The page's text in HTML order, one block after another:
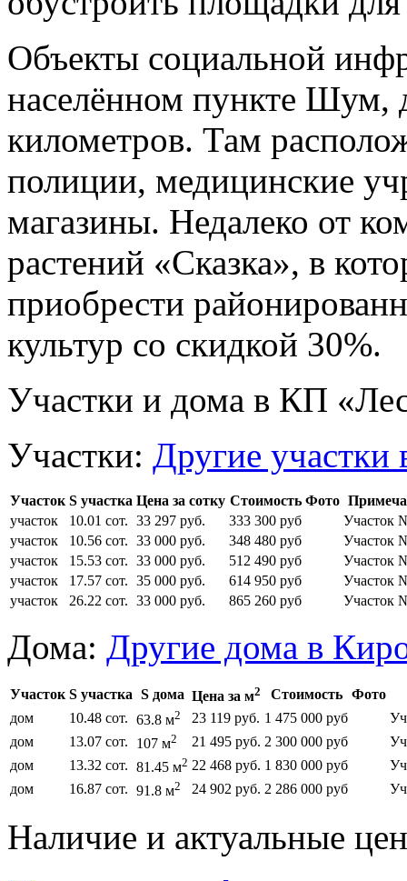
Объекты социальной
населённом пункте Шум,
километров. Там
полиции, медицинские
магазины. Недалеко от
растений «Сказка», в
приобрести
культур со скидкой 30%.
Участки и дома в КП
Участки: Другие участки
Участок S участка Цена за сотку Стоимость Фото
участок
10.01 сот. 33 297 руб. 333 300 руб
Участок
участок
10.56 сот. 33 000 руб. 348 480 руб
Участок
участок
15.53 сот. 33 000 руб. 512 490 руб
Участок
участок
17.57 сот. 35 000 руб. 614 950 руб
Участок
участок
26.22 сот. 33 000 руб. 865 260 руб Участок
Дома: Другие дома в
Участок S участка S дома Цена за м2 Стоимость
Фото
дом
10.48 сот. 63.8 м2 23 119 руб. 1 475 000 руб
дом
13.07 сот. 107 м2 21 495 руб. 2 300 000 руб
дом
13.32 сот. 81.45 м2 22 468 руб. 1 830 000 руб
дом
16.87 сот. 91.8 м2 24 902 руб. 2 286 000 руб
Наличие и актуальные